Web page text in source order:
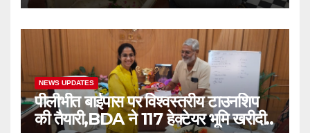
NEWS UPDATES
पीलीभीत बाईपास पर विश्वस्तरीय टाउनशिप
की तैयारी,BDA ने 117 हेक्टेयर भूमि खरीदी..